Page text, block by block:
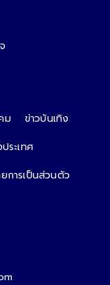
ม
ข่าวบันเทิง
ระเทศ
การเป็นส่วนตัว